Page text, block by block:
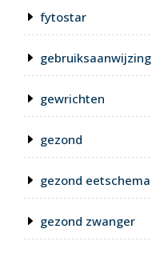
fytostar
gebruiksaanwijzing
gewrichten
gezond
gezond eetschema
gezond zwanger